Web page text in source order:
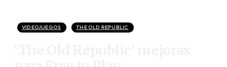
VIDEOJUEGOS THE OLD REPUBLIC